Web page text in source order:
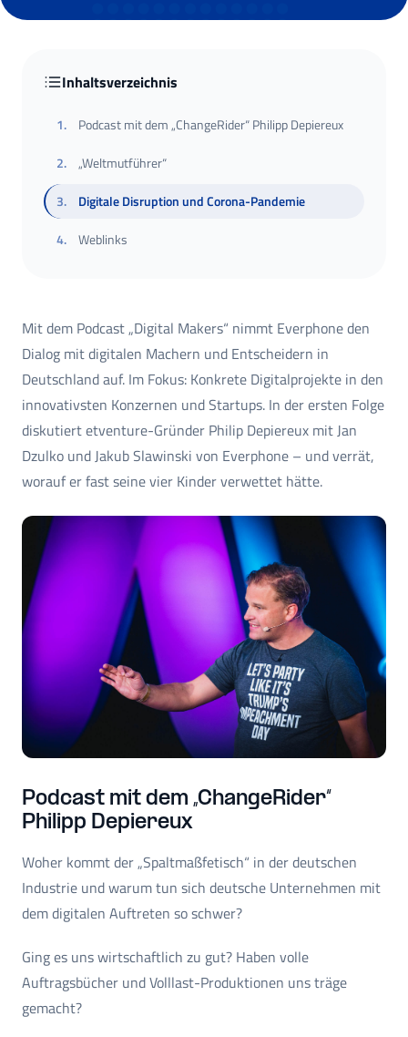
Inhaltsverzeichnis
1.
Podcast mit dem „ChangeRider“ Philipp Depiereux
2.
„Weltmutführer“
3.
Digitale Disruption und Corona-Pandemie
4. Weblinks
Mit dem Podcast „Digital Makers“ nimmt Everphone den
Dialog mit digitalen Machern und Entscheidern in
Deutschland auf. Im Fokus: Konkrete Digitalprojekte in den
innovativsten Konzernen und Startups. In der ersten Folge
diskutiert etventure-Gründer Philip Depiereux mit Jan
Dzulko und Jakub Slawinski von Everphone – und verrät,
worauf er fast seine vier Kinder verwettet hätte.
Podcast mit dem „ChangeRider“
Philipp Depiereux
Woher kommt der „Spaltmaßfetisch“ in der deutschen
Industrie und warum tun sich deutsche Unternehmen mit
dem digitalen Auftreten so schwer?
Ging es uns wirtschaftlich zu gut? Haben volle
Auftragsbücher und Volllast-Produktionen uns träge
gemacht?